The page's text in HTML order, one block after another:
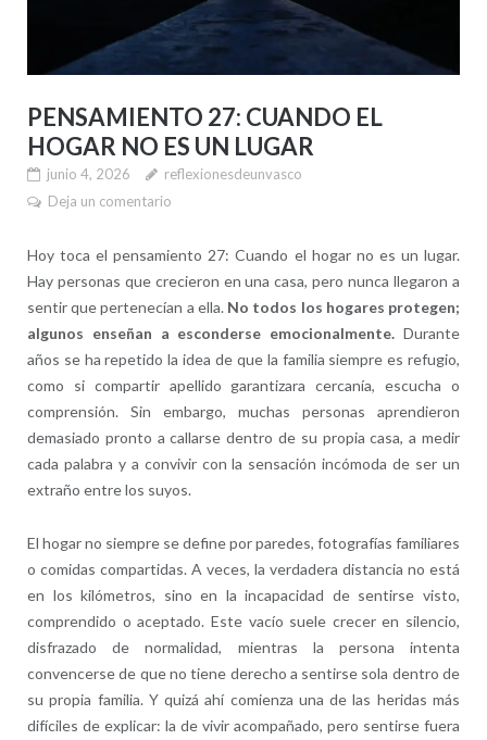
PENSAMIENTO 27: CUANDO EL
HOGAR NO ES UN LUGAR
junio 4, 2026
reflexionesdeunvasco
Deja un comentario
Hoy toca el pensamiento 27: Cuando el hogar no es un lugar.
Hay personas que crecieron en una casa, pero nunca llegaron a
sentir que pertenecían a ella. No todos los hogares protegen;
algunos enseñan a esconderse emocionalmente. Durante
años se ha repetido la idea de que la familia siempre es refugio,
como si compartir apellido garantizara cercanía, escucha o
comprensión. Sin embargo, muchas personas aprendieron
demasiado pronto a callarse dentro de su propia casa, a medir
cada palabra y a convivir con la sensación incómoda de ser un
extraño entre los suyos.
El hogar no siempre se define por paredes, fotografías familiares
o comidas compartidas. A veces, la verdadera distancia no está
en los kilómetros, sino en la incapacidad de sentirse visto,
comprendido o aceptado. Este vacío suele crecer en silencio,
disfrazado de normalidad, mientras la persona intenta
convencerse de que no tiene derecho a sentirse sola dentro de
su propia familia. Y quizá ahí comienza una de las heridas más
difíciles de explicar: la de vivir acompañado, pero sentirse fuera